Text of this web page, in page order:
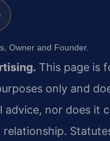
Owner and Founder.
This page is
only and
advice, nor does it